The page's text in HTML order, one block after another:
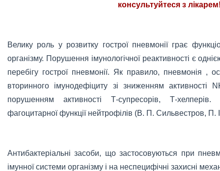
консультуйтеся з
Велику роль у розвитку гострої пневмонії грає
організму. Порушення імунологічної реактивності є
перебігу гострої пневмонії. Як правило, пневмонія ,
вторинного імунодефіциту зі зниженням активності
порушенням активності Т-супресорів, Т-
фагоцитарної функції нейтрофілів (В. П. Сильвестров, П.
Антибактеріальні засоби, що застосовуються при
імунної системи організму і на неспецифічні захисні